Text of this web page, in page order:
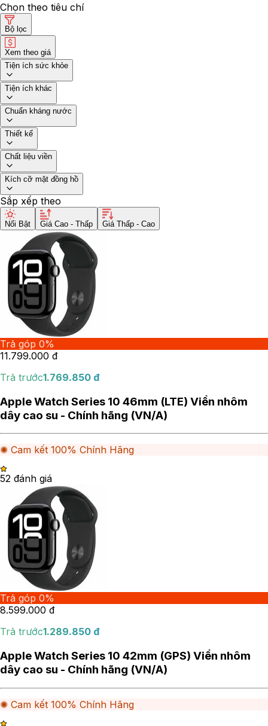
Chọn theo tiêu chí
Bộ lọc
Xem theo giá
Tiện ích sức khỏe
Tiện ích khác
Chuẩn kháng nước
Thiết kế
Chất liệu viền
Kích cỡ mặt đồng hồ
Sắp xếp theo
Nổi Bật Giá Cao - Thấp Giá Thấp - Cao
Trả góp 0%
11.799.000 đ
Trả trước1.769.850 đ
Apple Watch Series 10 46mm (LTE) Viền nhôm
dây cao su - Chính hãng (VN/A)
✺ Cam kết 100% Chính Hãng
52 đánh giá
Trả góp 0%
8.599.000 đ
Trả trước1.289.850 đ
Apple Watch Series 10 42mm (GPS) Viền nhôm
dây cao su - Chính hãng (VN/A)
✺ Cam kết 100% Chính Hãng